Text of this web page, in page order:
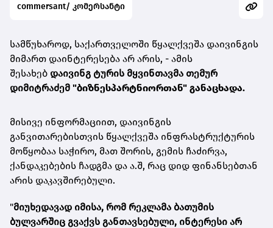
commersant/ კომერსანტი
სამწუხაროდ, საქართველოში წყალქვეშა დაივინგის
მიმართ დაინტერესება არ არის, - ამის
შესახებ დაივინგ ტურის მყვინთავმა თემურ
დიმიტრაძემ "ბიზნესპარტნიორთან" განაცხადა.
მისივე ინფორმაციით, დაივინგის
განვითარებისთვის წყალქვეშა ინფრასტრუქტურის
მოწყობაა საჭირო, მათ შორის, გემის ჩაძირვა,
ქანდაკებების ჩადგმა და ა.შ, რაც დიდ ფინანსებთან
არის დაკავშირებული.
"მიუხედავად იმისა, რომ რეკლამა ბათუმის
ბულვარშიც გვაქვს განთავსებული, ინტერესი არ